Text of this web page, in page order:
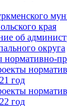
края
об
округа
нормативно-
год
год